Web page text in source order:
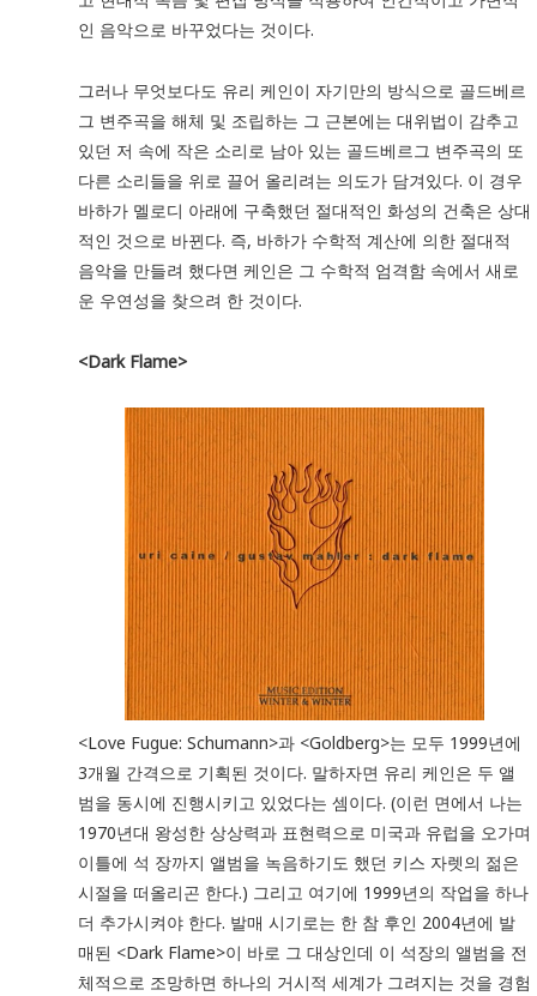
인 음악으로 바꾸었다는 것이다.
그러나 무엇보다도 유리 케인이 자기만의 방식으로 골드베르
그 변주곡을 해체 및 조립하는 그 근본에는 대위법이 감추고
있던 저 속에 작은 소리로 남아 있는 골드베르그 변주곡의 또
다른 소리들을 위로 끌어 올리려는 의도가 담겨있다. 이 경우
바하가 멜로디 아래에 구축했던 절대적인 화성의 건축은 상대
적인 것으로 바뀐다. 즉, 바하가 수학적 계산에 의한 절대적
음악을 만들려 했다면 케인은 그 수학적 엄격함 속에서 새로
운 우연성을 찾으려 한 것이다.
<Dark Flame>
<Love Fugue: Schumann>과 <Goldberg>는 모두 1999년에
3개월 간격으로 기획된 것이다. 말하자면 유리 케인은 두 앨
범을 동시에 진행시키고 있었다는 셈이다. (이런 면에서 나는
1970년대 왕성한 상상력과 표현력으로 미국과 유럽을 오가며
이틀에 석 장까지 앨범을 녹음하기도 했던 키스 자렛의 젊은
시절을 떠올리곤 한다.) 그리고 여기에 1999년의 작업을 하나
더 추가시켜야 한다. 발매 시기로는 한 참 후인 2004년에 발
매된 <Dark Flame>이 바로 그 대상인데 이 석장의 앨범을 전
체적으로 조망하면 하나의 거시적 세계가 그려지는 것을 경험